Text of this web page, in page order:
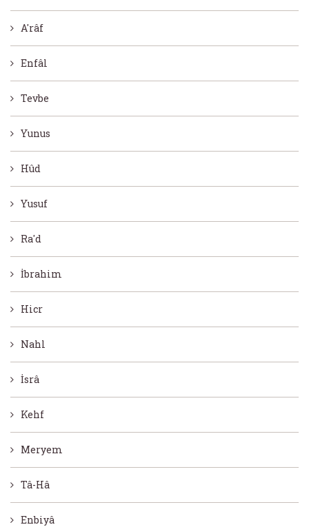
A'râf
Enfâl
Tevbe
Yunus
Hûd
Yusuf
Ra'd
İbrahim
Hicr
Nahl
İsrâ
Kehf
Meryem
Tâ-Hâ
Enbiyâ